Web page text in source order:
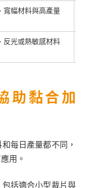
寬幅材料與高產量
反光或熱敏感材料
助黏合加
每日產量都不同，
用。
括適合小型裁片與